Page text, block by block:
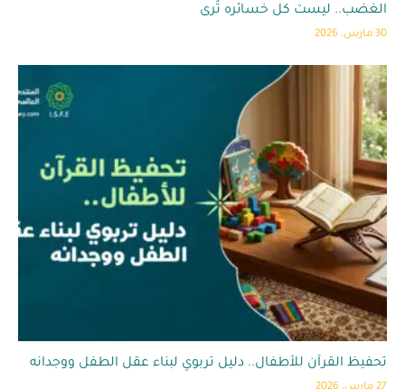
الغضب.. ليست كل خسائره تُرى
30 مارس، 2026
تحفيظ القرآن للأطفال.. دليل تربوي لبناء عقل الطفل ووجدانه